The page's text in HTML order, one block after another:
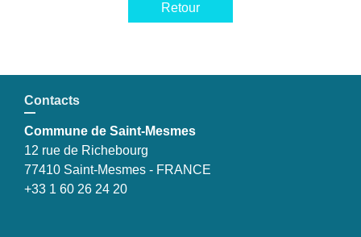
Retour
Contacts
Commune de Saint-Mesmes
12 rue de Richebourg
77410 Saint-Mesmes - FRANCE
+33 1 60 26 24 20